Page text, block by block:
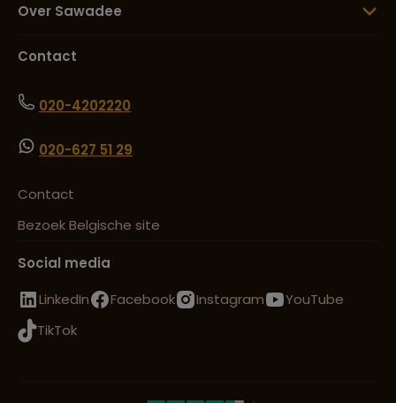
Over Sawadee
Contact
020-4202220
020-627 51 29
Contact
Bezoek Belgische site
Social media
LinkedIn
Facebook Instagram
YouTube
TikTok